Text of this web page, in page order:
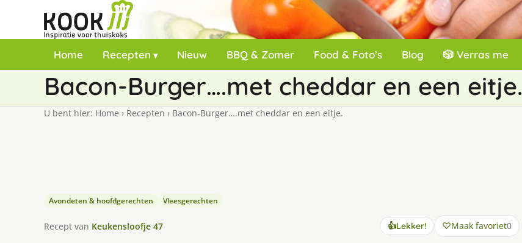
Home Recepten Nieuw BBQ & Zomer Food & Foto’s Blog 🎲 Verras me
Bacon-Burger….met cheddar en een eitje.
U bent hier: Home › Recepten › Bacon-Burger….met cheddar en een eitje.
Avondeten & hoofdgerechten Vleesgerechten
Recept van Keukensloofje 47 👍Lekker! Maak favoriet0